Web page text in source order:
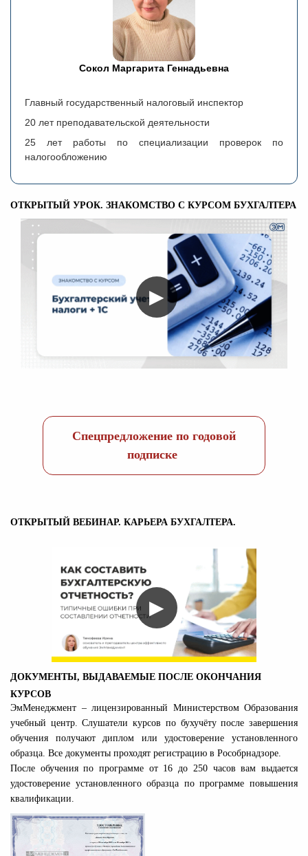
Сокол Маргарита Геннадьевна
Главный государственный налоговый инспектор
20 лет преподавательской деятельности
25 лет работы по специализации проверок по
налогообложению
ОТКРЫТЫЙ УРОК. ЗНАКОМСТВО С КУРСОМ БУХГАЛТЕРА
▶
Спецпредложение по годовой
подписке
ОТКРЫТЫЙ ВЕБИНАР. КАРЬЕРА БУХГАЛТЕРА.
▶
ДОКУМЕНТЫ, ВЫДАВАЕМЫЕ ПОСЛЕ ОКОНЧАНИЯ
КУРСОВ
ЭмМенеджмент – лицензированный Министерством Образования
учебный центр. Слушатели курсов по бухучёту после завершения
обучения получают диплом или удостоверение установленного
образца. Все документы проходят регистрацию в Рособрнадзоре.
После обучения по программе от 16 до 250 часов вам выдается
удостоверение установленного образца по программе повышения
квалификации.